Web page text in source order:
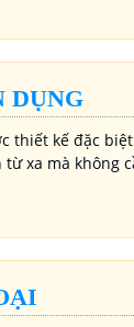
DỤNG
thiết kế đặc
xa mà không